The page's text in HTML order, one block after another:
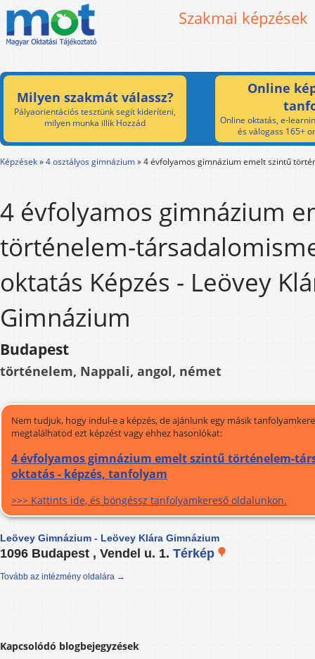
Szakmai képzések
Milyen szakmát válassz?
Pályaorientációs tesztünk segít kideríteni,
milyen munka illik Hozzád
Online
Online oktatás, e-
és válogass 165+
Képzések»4 osztályos gimnázium»4 évfolyamos gimnázium emelt szintű
4 évfolyamos gimnázium
történelem-
oktatás Képzés - Leövey
Gimnázium
Budapest
történelem, Nappali, angol, német
Nem tudjuk, hogy indul-e a képzés, de ajánlunk egy másik
megtalálhatod ezt képzést vagy ehhez hasonlókat:
4 évfolyamos gimnázium emelt szintű történelem-
oktatás - képzés, tanfolyam
>>> Kattints ide, és böngéssz tanfolyamkereső oldalunkon.
Leövey Gimnázium - Leövey Klára Gimnázium
1096 Budapest , Vendel u. 1. Térkép
Tovább az intézmény oldalára →
Kapcsolódó blogbejegyzések